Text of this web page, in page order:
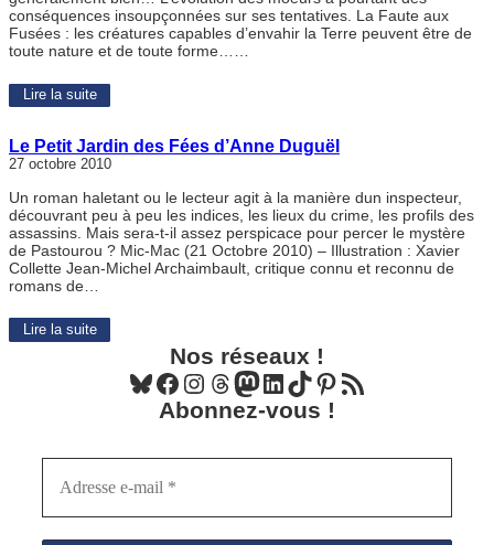
conséquences insoupçonnées sur ses tentatives. La Faute aux
Fusées : les créatures capables d’envahir la Terre peuvent être de
toute nature et de toute forme……
Lire la suite
Le Petit Jardin des Fées d’Anne Duguël
27 octobre 2010
Un roman haletant ou le lecteur agit à la manière dun inspecteur,
découvrant peu à peu les indices, les lieux du crime, les profils des
assassins. Mais sera-t-il assez perspicace pour percer le mystère
de Pastourou ? Mic-Mac (21 Octobre 2010) – Illustration : Xavier
Collette Jean-Michel Archaimbault, critique connu et reconnu de
romans de…
Lire la suite
Nos réseaux !
Bluesky Facebook Instagram Threads Mastodon LinkedIn TikTok Pinterest Flux RSS
Abonnez-vous !